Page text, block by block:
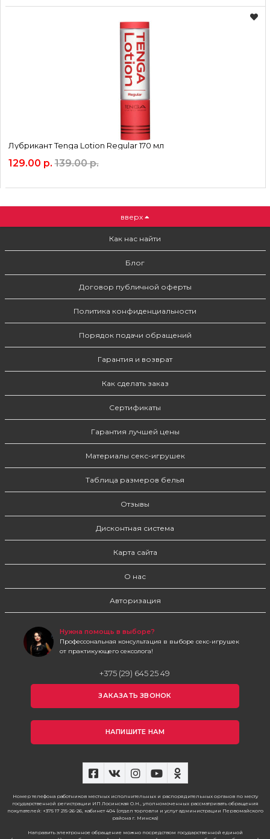
Лубрикант Tenga Lotion Regular 170 мл
129.00 р. 139.00 р.
вверх
Как нас найти
Блог
Договор публичной оферты
Политика конфиденциальности
Порядок подачи обращений
Гарантия и возврат
Как сделать заказ
Сертификаты
Гарантия лучшей цены
Материалы секс-игрушек
Таблица размеров белья
Отзывы
Дисконтная система
Карта сайта
О нас
Авторизация
Нужна помощь в выборе?
Профессональная консультация в выборе секс-игрушек
от практикующего сексолога!
+375 (29) 645 25 49
ЗАКАЗАТЬ ЗВОНОК
НАПИШИТЕ НАМ
Номер телефона работников местных исполнительных и распорядительных органов по месту
государственной регистрации ИП Лосинская О.Н., уполномоченных рассматривать обращения
покупателей: +375 17 215-26-26, кабинет 404 (отдел торговли и услуг администрации Первомайского
района г. Минска)
Направить электронное обращение можно посредством государственной единой